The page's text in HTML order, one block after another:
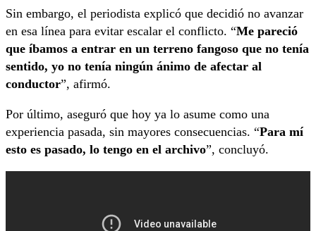
Sin embargo, el periodista explicó que decidió no avanzar
en esa línea para evitar escalar el conflicto. “Me pareció
que íbamos a entrar en un terreno fangoso que no tenía
sentido, yo no tenía ningún ánimo de afectar al
conductor”, afirmó.
Por último, aseguró que hoy ya lo asume como una
experiencia pasada, sin mayores consecuencias. “Para mí
esto es pasado, lo tengo en el archivo”, concluyó.